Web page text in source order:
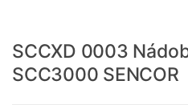
SCCXD 0003
SCC3000 SENCOR